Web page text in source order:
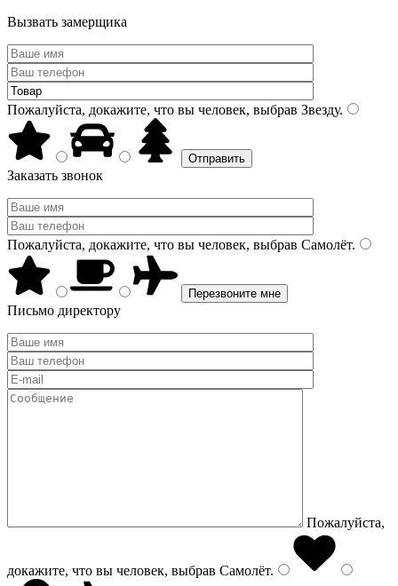
Вызвать замерщика
Пожалуйста, докажите, что вы человек, выбрав Звезду.
Заказать звонок
Пожалуйста, докажите, что вы человек, выбрав Самолёт.
Письмо директору
Пожалуйста,
докажите, что вы человек, выбрав Самолёт.